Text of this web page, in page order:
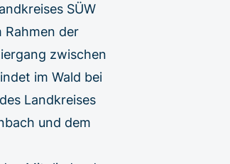
SÜW
Rahmen der
zwischen
im Wald bei
Landkreises
und dem